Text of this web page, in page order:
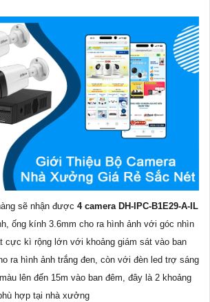
sẽ nhận được 4 camera DH-IPC-B1E29-A-IL
ống kính 3.6mm cho ra hình ảnh với góc nhìn
cực kì rộng lớn với khoảng giám sát vào ban
ra hình ảnh trắng đen, còn với đèn led trợ sáng
lên đến 15m vào ban đêm, đây là 2 khoảng
hợp tại nhà xưởng